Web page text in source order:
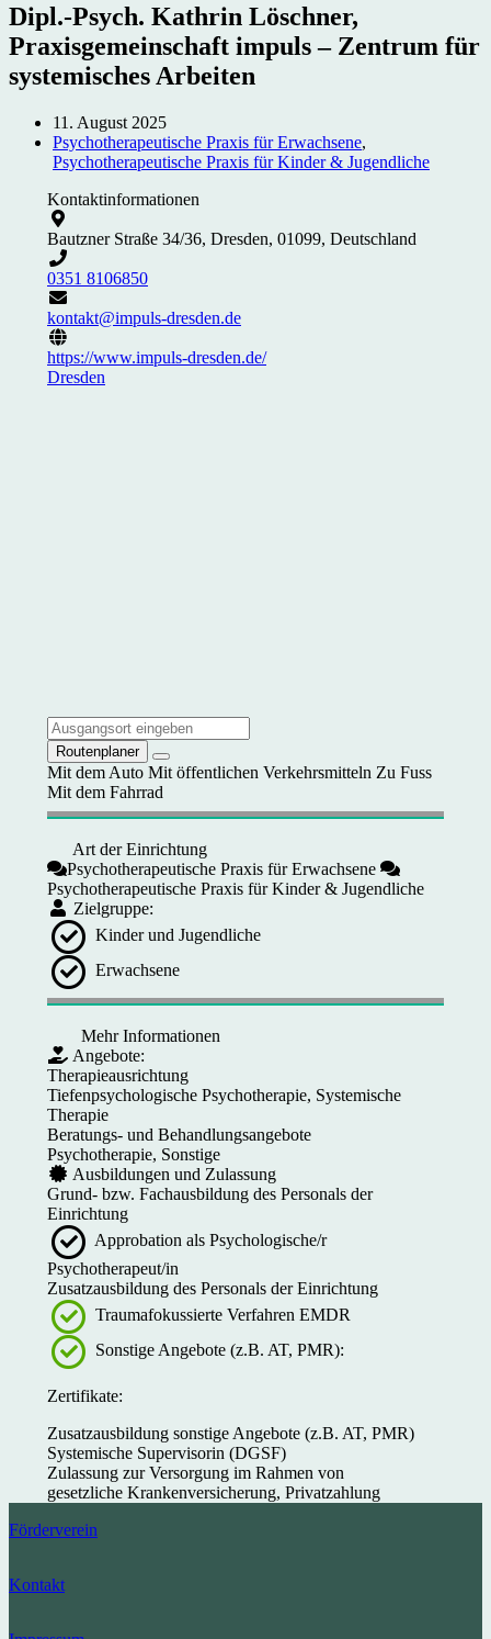
Dipl.-Psych. Kathrin Löschner,
Praxisgemeinschaft impuls – Zentrum für
systemisches Arbeiten
11. August 2025
Psychotherapeutische Praxis für Erwachsene,
Psychotherapeutische Praxis für Kinder & Jugendliche
Kontaktinformationen
Bautzner Straße 34/36, Dresden, 01099, Deutschland
0351 8106850
kontakt@impuls-dresden.de
https://www.impuls-dresden.de/
Dresden
Routenplaner
Mit dem Auto Mit öffentlichen Verkehrsmitteln Zu Fuss
Mit dem Fahrrad
Art der Einrichtung
Psychotherapeutische Praxis für Erwachsene
Psychotherapeutische Praxis für Kinder & Jugendliche
Zielgruppe:
Kinder und Jugendliche
Erwachsene
Mehr Informationen
Angebote:
Therapieausrichtung
Tiefenpsychologische Psychotherapie, Systemische
Therapie
Beratungs- und Behandlungsangebote
Psychotherapie, Sonstige
Ausbildungen und Zulassung
Grund- bzw. Fachausbildung des Personals der
Einrichtung
Approbation als Psychologische/r
Psychotherapeut/in
Zusatzausbildung des Personals der Einrichtung
Traumafokussierte Verfahren EMDR
Sonstige Angebote (z.B. AT, PMR):
Zertifikate:
Zusatzausbildung sonstige Angebote (z.B. AT, PMR)
Systemische Supervisorin (DGSF)
Zulassung zur Versorgung im Rahmen von
gesetzliche Krankenversicherung, Privatzahlung
Förderverein
Kontakt